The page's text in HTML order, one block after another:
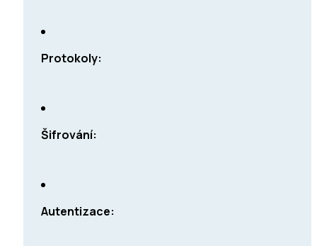
Protokoly:
Šifrování:
Autentizace: